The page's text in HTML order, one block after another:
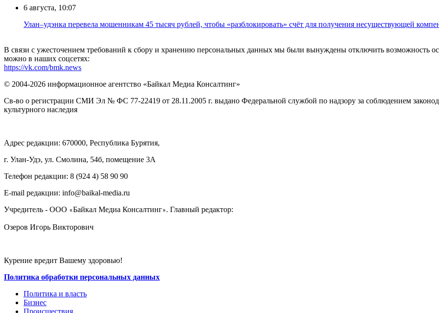
6 августа, 10:07
Улан–удэнка перевела мошенникам 45 тысяч рублей, чтобы «разблокировать» счёт для получения несуществующей
В связи с ужесточением требований к сбору и хранению персональных данных мы были вынуждены отключить возможность
можно в наших соцсетях:
https://vk.com/bmk.news
© 2004-2026 информационное агентство «Байкал Медиа Консалтинг»
Св-во о регистрации СМИ Эл № ФС 77-22419 от 28.11.2005 г. выдано Федеральной службой по надзору за соблюдением
культурного наследия
Адрес редакции: 670000, Республика Бурятия,
г. Улан-Удэ, ул. Смолина, 54б, помещение 3А
Телефон редакции: ‎‎8 (924 4) 58 90 90
E-mail редакции: info@baikal-media.ru
Учредитель - ООО «Байкал Медиа Консалтинг». Главный редактор:
Озеров Игорь Викторович
Курение вредит Вашему здоровью!
Политика обработки персональных данных
Политика и власть
Бизнес